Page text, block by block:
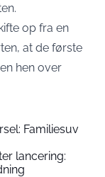
op fra en
at de første
hen over
Familiesuv
lancering: